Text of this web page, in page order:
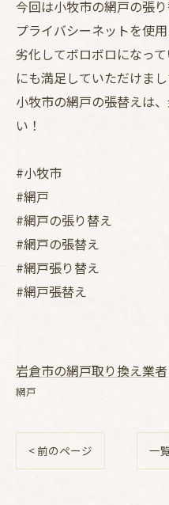
今回は小牧市の網戸の張り
プライバシーネットを使用
劣化してボロボロになっ
にも満足していただけまし
小牧市の網戸の張替えは
い！
#小牧市
#網戸
#網戸の張り替え
#網戸の張替え
#網戸張り替え
#網戸張替え
岩倉市の網戸取り換え業者
網戸
< 前のページ 一